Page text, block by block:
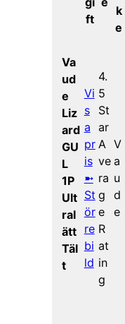
ft
k
e
Va
ud
e
Liz
ard
GU
L
1P
Ult
ral
ätt
Täl
t
Vi
s
a
pr
is
➼
St
ör
re
bi
ld
4.
5
St
ar
A
ve
ra
g
e
R
at
in
g
V
a
u
d
e